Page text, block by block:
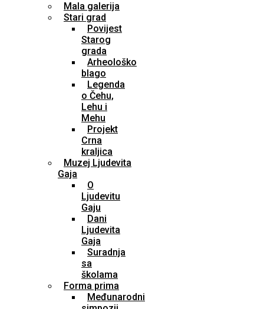
Mala galerija
Stari grad
Povijest
Starog
grada
Arheološko
blago
Legenda
o Čehu,
Lehu i
Mehu
Projekt
Crna
kraljica
Muzej Ljudevita
Gaja
O
Ljudevitu
Gaju
Dani
Ljudevita
Gaja
Suradnja
sa
školama
Forma prima
Međunarodni